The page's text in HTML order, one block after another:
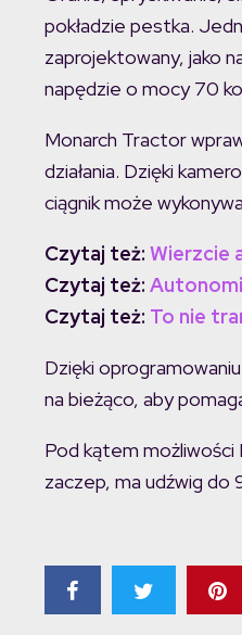
pokładzie pestka.
zaprojektowany, jako
napędzie o mocy 70
Monarch Tractor
działania. Dzięki
ciągnik może
Czytaj też: Wierzcie
Czytaj też:
Czytaj też: To nie
Dzięki
na bieżąco, aby
Pod kątem
zaczep, ma udźwig do